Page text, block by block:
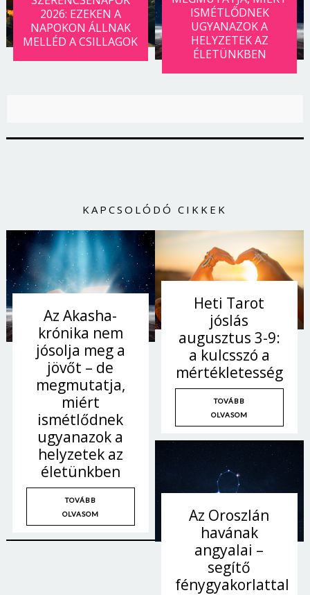
2026: EZEKEN A
NAPOKON ÁLLNAK
MELLÉD A CSILLAGOK
ISMÉTLŐDNEK
UGYANAZOK A
HELYZETEK AZ
ÉLETÜNKBEN
KAPCSOLÓDÓ CIKKEK
Az Akasha-
krónika nem
jósolja meg a
jövőt – de
megmutatja,
miért
ismétlődnek
ugyanazok a
helyzetek az
életünkben
TOVÁBB
OLVASOM
Heti Tarot
jóslás
augusztus 3-9:
a kulcsszó a
mértékletesség
TOVÁBB
OLVASOM
Az Oroszlán
havának
angyalai –
segítő
fénygyakorlattal